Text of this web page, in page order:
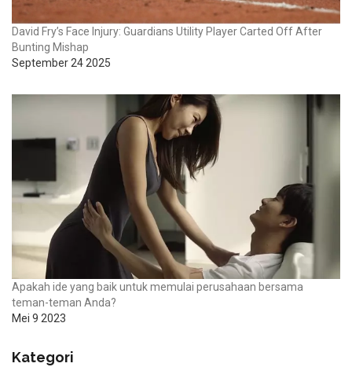
David Fry’s Face Injury: Guardians Utility Player Carted Off After
Bunting Mishap
September 24 2025
Apakah ide yang baik untuk memulai perusahaan bersama
teman-teman Anda?
Mei 9 2023
Kategori